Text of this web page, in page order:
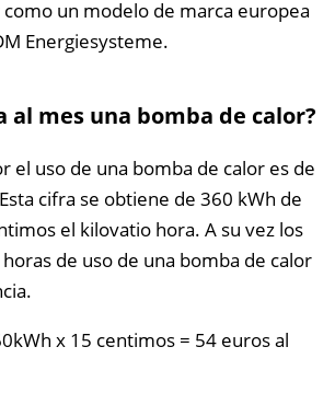
como un modelo de marca europea
Energiesysteme.
al mes una bomba de calor?
el uso de una bomba de calor es de
cifra se obtiene de 360 kWh de
el kilovatio hora. A su vez los
de uso de una bomba de calor
x 15 centimos = 54 euros al